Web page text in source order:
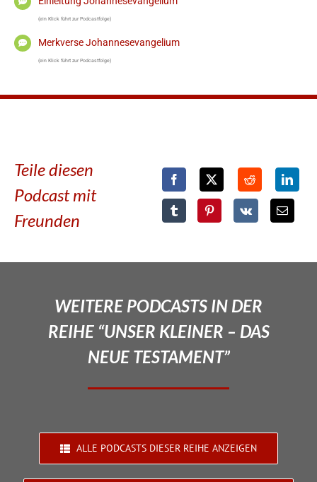
(ein Klick führt zur Podcastfolge)
Merkverse Johannesevangelium
(ein Klick führt zur Podcastfolge)
Teile diesen
Podcast mit
Freunden
WEITERE PODCASTS IN DER
REIHE “UNSER KLEINER – DAS
NEUE TESTAMENT”
ALLE PODCASTS DIESER REIHE ANZEIGEN